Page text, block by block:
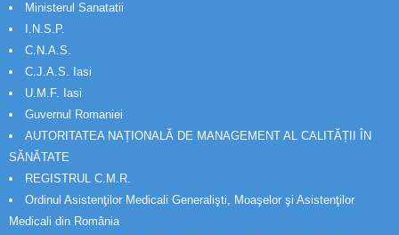
Ministerul Sanatatii
I.N.S.P.
C.N.A.S.
C.J.A.S. Iasi
U.M.F. Iasi
Guvernul Romaniei
AUTORITATEA NAȚIONALĂ DE MANAGEMENT AL CALITĂȚII ÎN
SĂNĂTATE
REGISTRUL C.M.R.
Ordinul Asistenţilor Medicali Generalişti, Moaşelor şi Asistenţilor
Medicali din România